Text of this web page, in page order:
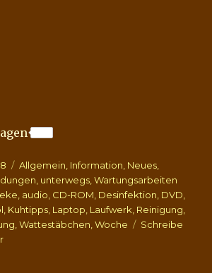
Kategorien
Allgemein Information Neues
unterwegs ,Wartungsarbeiten
audio CD-ROM Desinfektion DVD
Kuhtipps Laptop Laufwerk Reinigung
,Wattestäbchen ,Woche
Schreibe
zu